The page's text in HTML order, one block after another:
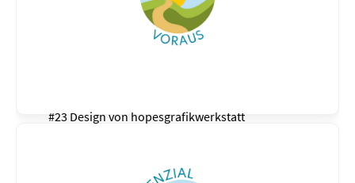
#23 Design von hopesgrafikwerkstatt